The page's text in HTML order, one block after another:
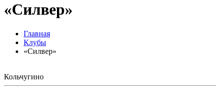
«Силвер»
Главная
Клубы
«Силвер»
Кольчугино